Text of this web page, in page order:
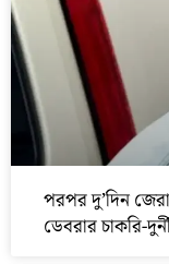
পরপর দু’দিন
ডেবরার চাকরি-